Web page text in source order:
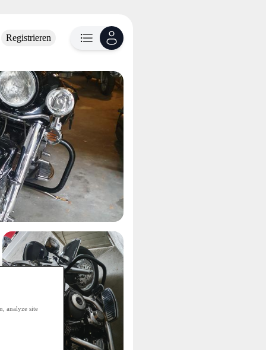
Registrieren
analyze site